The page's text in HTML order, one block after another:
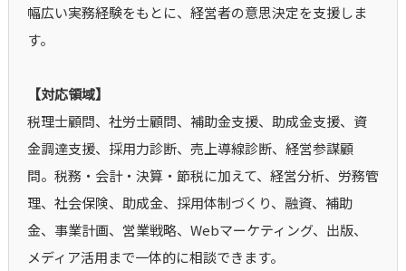
幅広い実務経験をもとに、経営者の意思決定を支援しま
す。
【対応領域】
税理士顧問、社労士顧問、補助金支援、助成金支援、資
金調達支援、採用力診断、売上導線診断、経営参謀顧
問。税務・会計・決算・節税に加えて、経営分析、労務管
理、社会保険、助成金、採用体制づくり、融資、補助
金、事業計画、営業戦略、Webマーケティング、出版、
メディア活用まで一体的に相談できます。